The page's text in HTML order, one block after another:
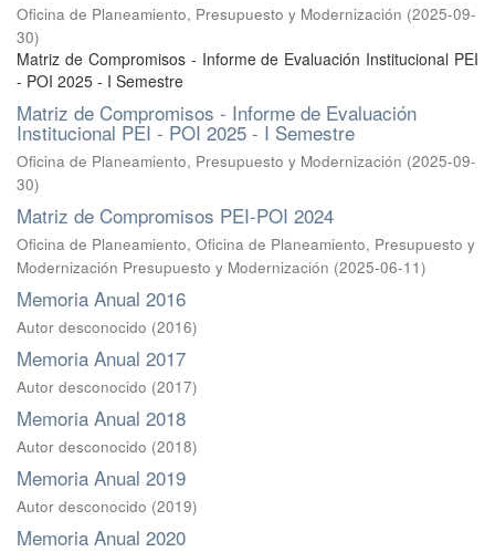
Oficina de Planeamiento, Presupuesto y Modernización (2025-09-
30)
Matriz de Compromisos - Informe de Evaluación Institucional PEI
- POI 2025 - I Semestre
Matriz de Compromisos - Informe de Evaluación
Institucional PEI - POI 2025 - I Semestre
Oficina de Planeamiento, Presupuesto y Modernización (2025-09-
30)
Matriz de Compromisos PEI-POI 2024
Oficina de Planeamiento, Oficina de Planeamiento, Presupuesto y
Modernización Presupuesto y Modernización (2025-06-11)
Memoria Anual 2016
Autor desconocido (2016)
Memoria Anual 2017
Autor desconocido (2017)
Memoria Anual 2018
Autor desconocido (2018)
Memoria Anual 2019
Autor desconocido (2019)
Memoria Anual 2020